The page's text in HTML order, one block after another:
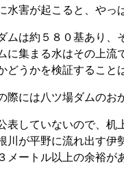
害が起こると、やっ
は約５８０基あり、
に集まる水はその上
どうかを検証すること
には八ツ場ダムのお
していないので、机
川が平野に流れ出す
メートル以上の余裕